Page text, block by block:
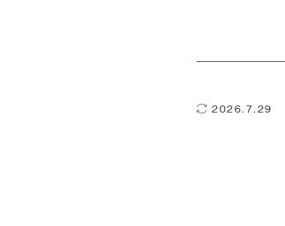
2026.7.29